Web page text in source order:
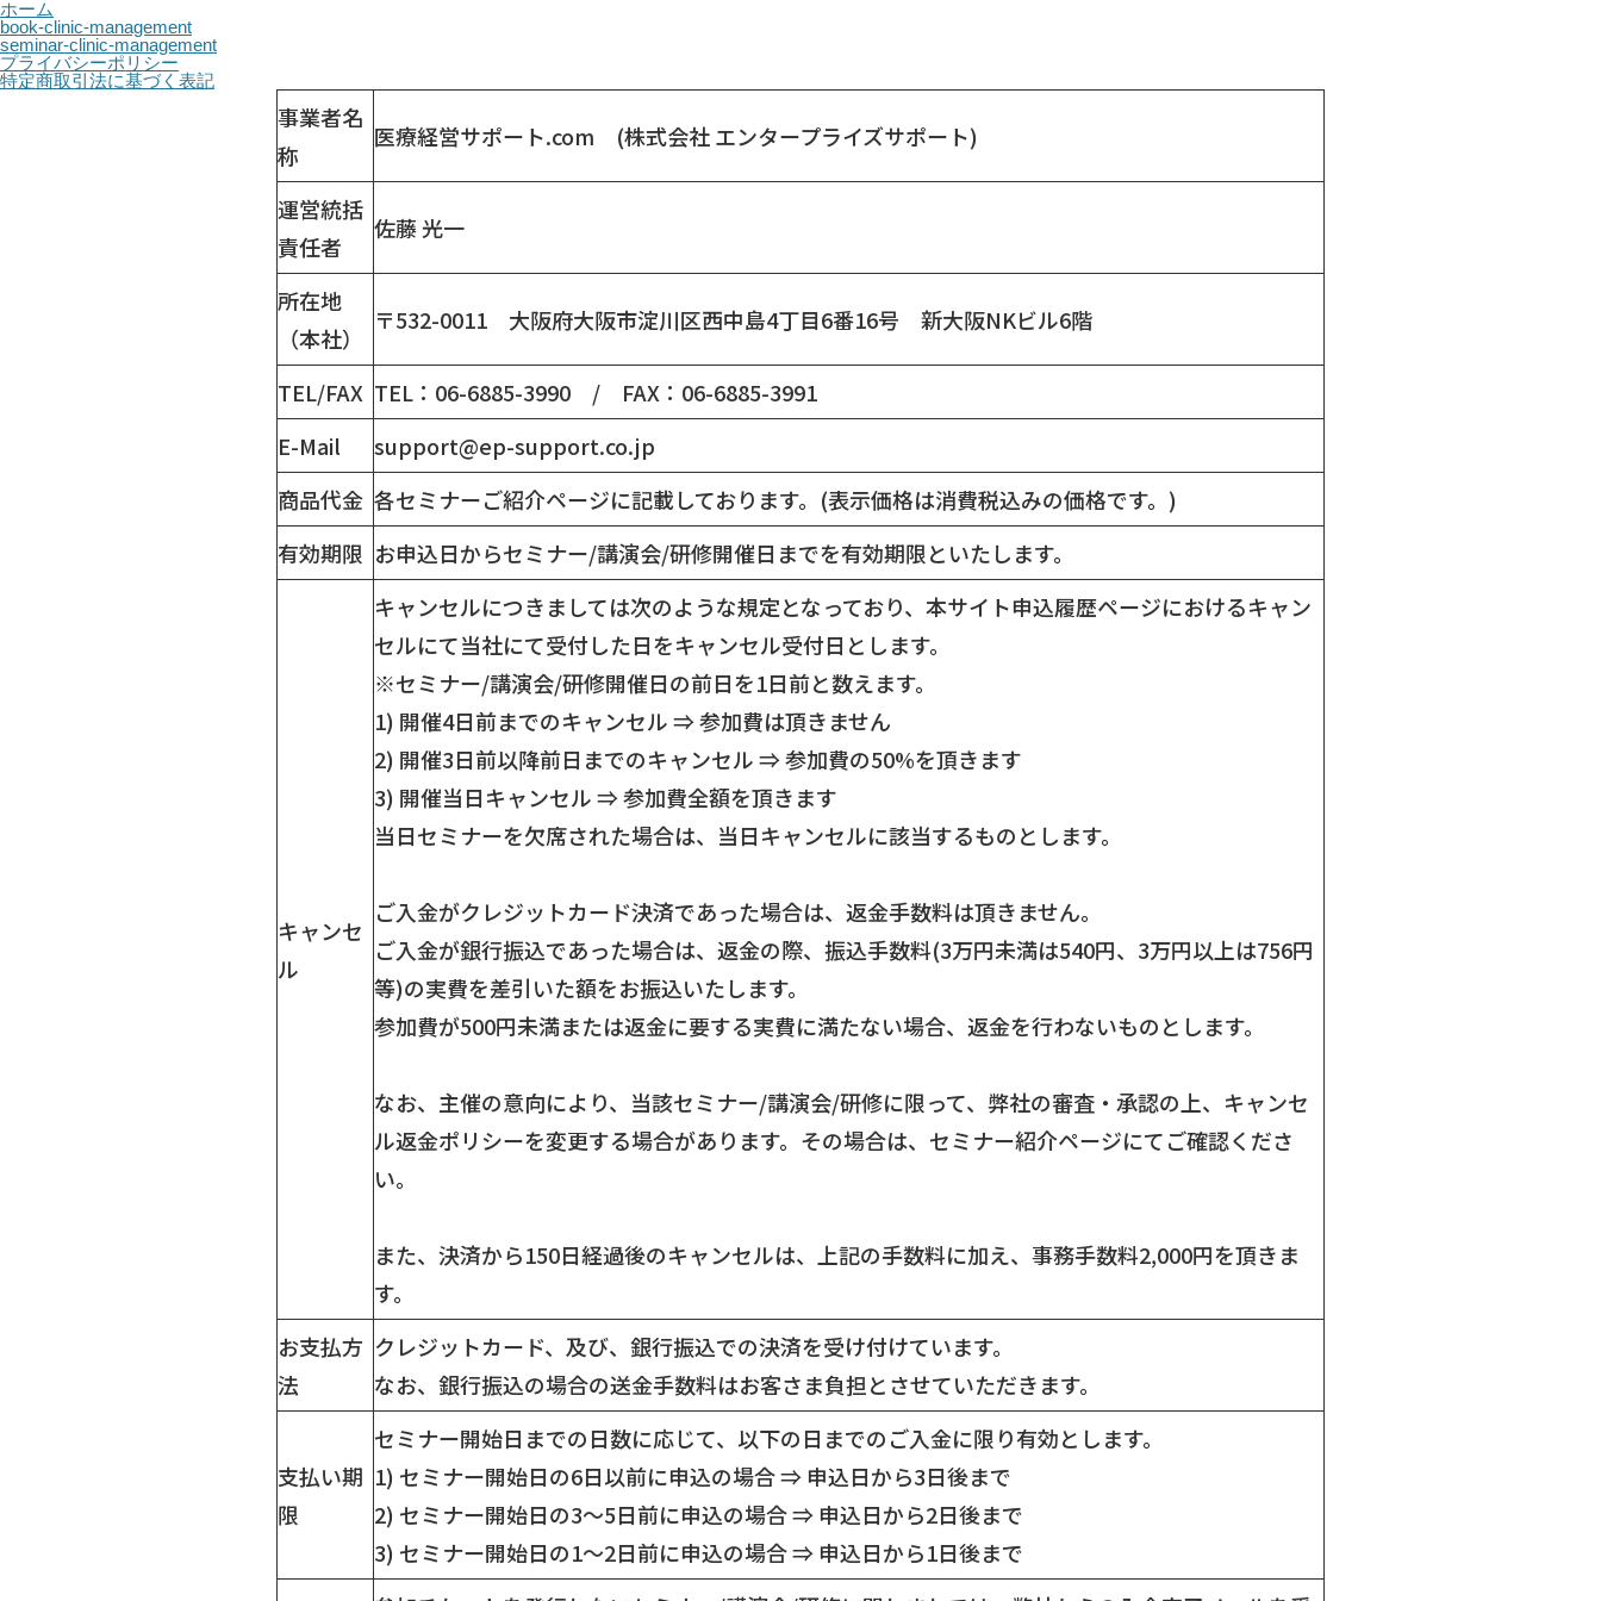
ホーム
book-clinic-management
seminar-clinic-management
プライバシーポリシー
特定商取引法に基づく表記
事業者名
称
医療経営サポート.com (株式会社 エンタープライズサポート)
運営統括
責任者
佐藤 光一
所在地
（本社）
〒532-0011 大阪府大阪市淀川区西中島4丁目6番16号 新大阪NKビル6階
TEL/FAX TEL：06-6885-3990 / FAX：06-6885-3991
E-Mail
support@ep-support.co.jp
商品代金 各セミナーご紹介ページに記載しております。(表示価格は消費税込みの価格です。)
有効期限 お申込日からセミナー/講演会/研修開催日までを有効期限といたします。
キャンセ
ル
キャンセルにつきましては次のような規定となっており、本サイト申込履歴ページにおけるキャン
セルにて当社にて受付した日をキャンセル受付日とします。
※セミナー/講演会/研修開催日の前日を1日前と数えます。
1) 開催4日前までのキャンセル ⇒ 参加費は頂きません
2) 開催3日前以降前日までのキャンセル ⇒ 参加費の50%を頂きます
3) 開催当日キャンセル ⇒ 参加費全額を頂きます
当日セミナーを欠席された場合は、当日キャンセルに該当するものとします。
ご入金がクレジットカード決済であった場合は、返金手数料は頂きません。
ご入金が銀行振込であった場合は、返金の際、振込手数料(3万円未満は540円、3万円以上は756円
等)の実費を差引いた額をお振込いたします。
参加費が500円未満または返金に要する実費に満たない場合、返金を行わないものとします。
なお、主催の意向により、当該セミナー/講演会/研修に限って、弊社の審査・承認の上、キャンセ
ル返金ポリシーを変更する場合があります。その場合は、セミナー紹介ページにてご確認くださ
い。
また、決済から150日経過後のキャンセルは、上記の手数料に加え、事務手数料2,000円を頂きま
す。
お支払方
法
クレジットカード、及び、銀行振込での決済を受け付けています。
なお、銀行振込の場合の送金手数料はお客さま負担とさせていただきます。
支払い期
限
セミナー開始日までの日数に応じて、以下の日までのご入金に限り有効とします。
1) セミナー開始日の6日以前に申込の場合 ⇒ 申込日から3日後まで
2) セミナー開始日の3～5日前に申込の場合 ⇒ 申込日から2日後まで
3) セミナー開始日の1～2日前に申込の場合 ⇒ 申込日から1日後まで